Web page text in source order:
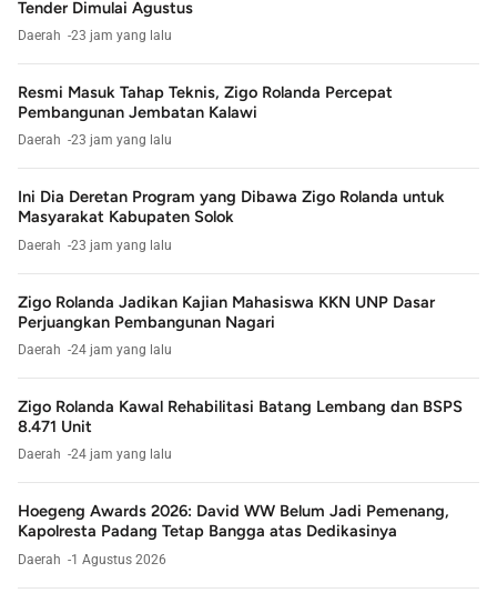
Tender Dimulai Agustus
Daerah 23 jam yang lalu
Resmi Masuk Tahap Teknis, Zigo Rolanda Percepat
Pembangunan Jembatan Kalawi
Daerah 23 jam yang lalu
Ini Dia Deretan Program yang Dibawa Zigo Rolanda untuk
Masyarakat Kabupaten Solok
Daerah 23 jam yang lalu
Zigo Rolanda Jadikan Kajian Mahasiswa KKN UNP Dasar
Perjuangkan Pembangunan Nagari
Daerah 24 jam yang lalu
Zigo Rolanda Kawal Rehabilitasi Batang Lembang dan BSPS
8.471 Unit
Daerah 24 jam yang lalu
Hoegeng Awards 2026: David WW Belum Jadi Pemenang,
Kapolresta Padang Tetap Bangga atas Dedikasinya
Daerah 1 Agustus 2026